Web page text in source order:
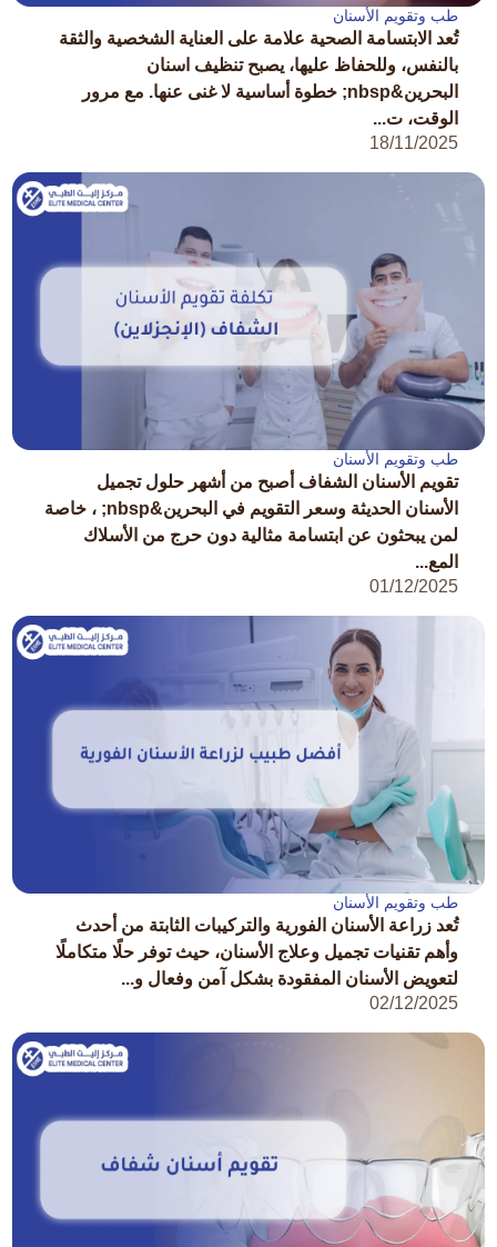
طب وتقويم الأسنان
تُعد الابتسامة الصحية علامة على العناية الشخصية والثقة
بالنفس، وللحفاظ عليها، يصبح تنظيف اسنان
البحرين&nbsp; خطوة أساسية لا غنى عنها. مع مرور
الوقت، ت...
18/11/2025
طب وتقويم الأسنان
تقويم الأسنان الشفاف أصبح من أشهر حلول تجميل
الأسنان الحديثة وسعر التقويم في البحرين&nbsp; ، خاصة
لمن يبحثون عن ابتسامة مثالية دون حرج من الأسلاك
المع...
01/12/2025
طب وتقويم الأسنان
تُعد زراعة الأسنان الفورية والتركيبات الثابتة من أحدث
وأهم تقنيات تجميل وعلاج الأسنان، حيث توفر حلًا متكاملًا
لتعويض الأسنان المفقودة بشكل آمن وفعال و...
02/12/2025